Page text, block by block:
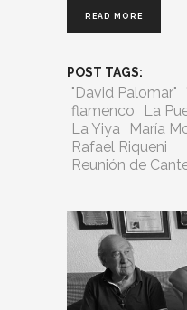
READ MORE
POST TAGS:
"David Palomar"
flamenco
La
La Yiya
María
Rafael Riqueni
Reunión de